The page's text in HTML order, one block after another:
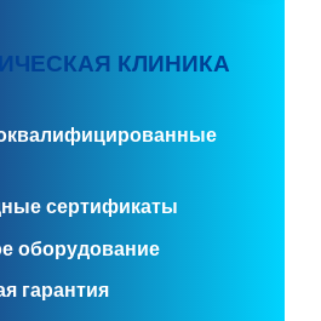
КЛИНИКА
сертификаты
оборудование
гарантия